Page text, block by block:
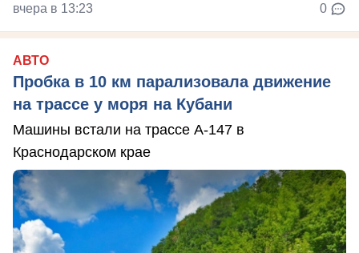
вчера в 13:23 0
АВТО
Пробка в 10 км парализовала движение
на трассе у моря на Кубани
Машины встали на трассе А-147 в
Краснодарском крае